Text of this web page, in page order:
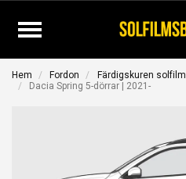
Hem Fordon Färdigskuren solfilm
Dacia Spring 5-dörrar | 2021-